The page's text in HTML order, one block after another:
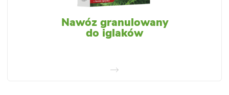
Nawóz granulowany
do iglaków